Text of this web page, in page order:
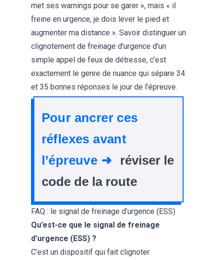
met ses warnings pour se garer », mais « il
freine en urgence, je dois lever le pied et
augmenter ma distance ». Savoir distinguer un
clignotement de freinage d’urgence d’un
simple appel de feux de détresse, c’est
exactement le genre de nuance qui sépare 34
et 35 bonnes réponses le jour de l’épreuve.
Pour ancrer ces
réflexes avant
l’épreuve ➜
réviser le
code de la route
FAQ : le signal de freinage d’urgence (ESS)
Qu’est-ce que le signal de freinage
d’urgence (ESS) ?
C’est un dispositif qui fait clignoter